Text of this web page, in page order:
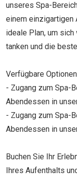
unseres Spa-
einem einzigartigen
ideale Plan, um
tanken und die
Verfügbare
- Zugang zum Spa-
Abendessen in
- Zugang zum Spa-
Abendessen in
Buchen Sie Ihr
Ihres Aufenthalts